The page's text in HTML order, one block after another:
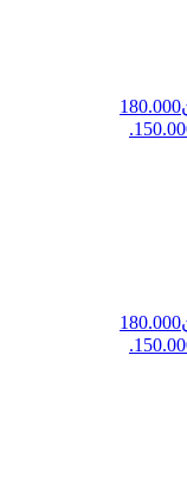
قیمت اصلی: تومان180.000
قیمت اصلی: تومان180.000